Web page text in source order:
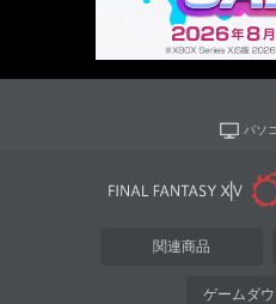
パソ
関連商品
ゲームダ